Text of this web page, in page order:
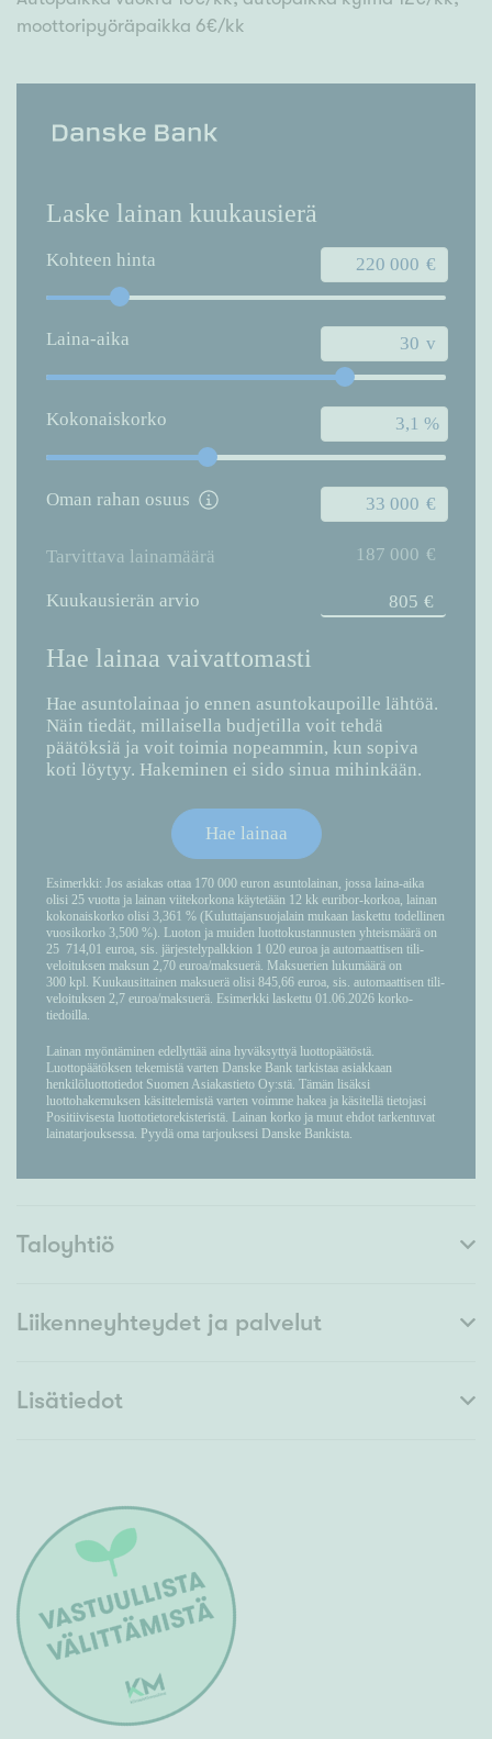
moottoripyöräpaikka 6€/kk
Taloyhtiö
Liikenneyhteydet ja palvelut
Lisätiedot